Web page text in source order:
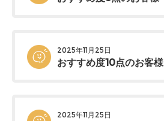
2025年11月25日
おすすめ度10点のお客様
2025年11月25日